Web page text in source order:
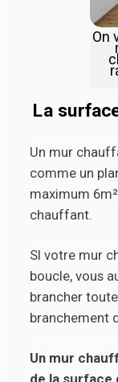
On
La
Un mur
comme un
maximum
chauffant.
SI votre mur
boucle, vous
brancher
branchement
Un mur
de la surface